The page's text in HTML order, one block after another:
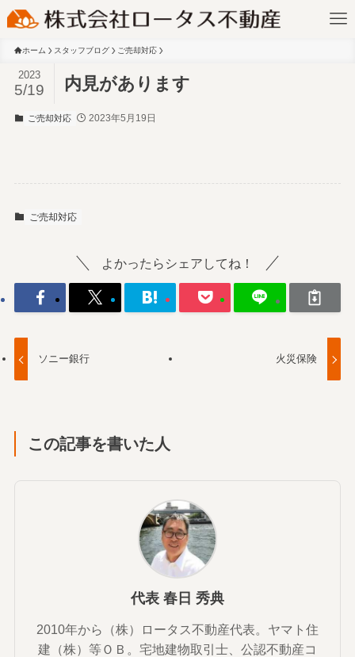
ホーム スタッフブログ ご売却対応
内見があります
2023
5/19
ご売却対応 2023年5月19日
ご売却対応
よかったらシェアしてね！
ソニー銀行 火災保険
この記事を書いた人
代表 春日 秀典
2010年から（株）ロータス不動産代表。ヤマト住
建（株）等ＯＢ。宅地建物取引士、公認不動産コ